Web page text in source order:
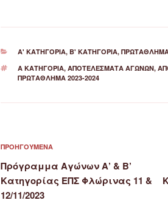
ΚΑΤΗΓΟΡΊΕΣ
Α' ΚΑΤΗΓΟΡΊΑ, Β' ΚΑΤΗΓΟΡΊΑ,
ΕΤΙΚΈΤΕΣ
Α ΚΑΤΗΓΟΡΊΑ, ΑΠΟΤΕΛΈΣΜΑΤΑ ΑΓΏΝΩΝ,
ΠΡΩΤΆΘΛΗΜΑ 2023-2024
Πλοήγηση
άρθρων
Προηγούμενο
άρθρο
ΠΡΟΗΓΟΎΜΕΝΑ
Πρόγραμμα Αγώνων Α’ & Β’
Κατηγορίας ΕΠΣ Φλώρινας 11 &
12/11/2023